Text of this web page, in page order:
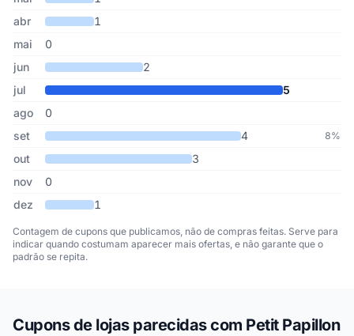
abr
1
mai
0
jun
2
jul
5
ago
0
set
4 8%
out
3
nov
0
dez
1
Contagem de cupons que publicamos, não de compras feitas. Serve para
indicar quando costumam aparecer mais ofertas, e não garante que o
padrão se repita.
Cupons de lojas parecidas com Petit Papillon